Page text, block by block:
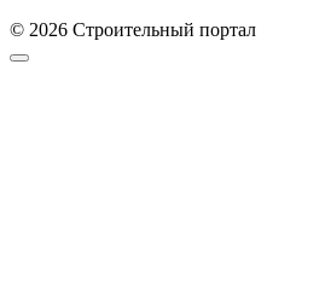
© 2026 Строительный портал